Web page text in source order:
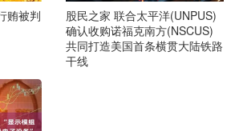
贿被判
股民之家 联合太平洋(UNPUS)
确认收购诺福克南方(NSCUS)
共同打造美国首条横贯大陆铁路
干线